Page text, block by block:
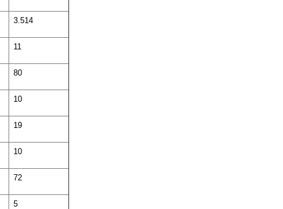
3.514
11
80
10
19
10
72
5